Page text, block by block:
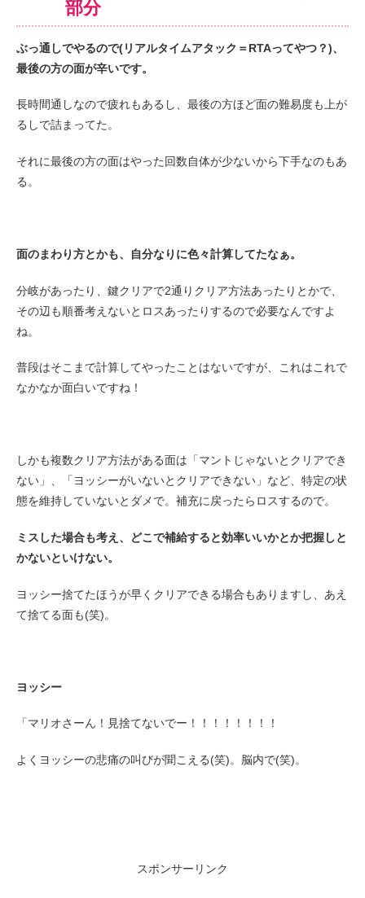
部分
ぶっ通しでやるので(リアルタイムアタック＝RTAってやつ？)、
最後の方の面が辛いです。
長時間通しなので疲れもあるし、最後の方ほど面の難易度も上が
るしで詰まってた。
それに最後の方の面はやった回数自体が少ないから下手なのもあ
る。
面のまわり方とかも、自分なりに色々計算してたなぁ。
分岐があったり、鍵クリアで2通りクリア方法あったりとかで、
その辺も順番考えないとロスあったりするので必要なんですよ
ね。
普段はそこまで計算してやったことはないですが、これはこれで
なかなか面白いですね！
しかも複数クリア方法がある面は「マントじゃないとクリアでき
ない」、「ヨッシーがいないとクリアできない」など、特定の状
態を維持していないとダメで。補充に戻ったらロスするので。
ミスした場合も考え、どこで補給すると効率いいかとか把握しと
かないといけない。
ヨッシー捨てたほうが早くクリアできる場合もありますし、あえ
て捨てる面も(笑)。
ヨッシー
「マリオさーん！見捨てないでー！！！！！！！！
よくヨッシーの悲痛の叫びが聞こえる(笑)。脳内で(笑)。
スポンサーリンク